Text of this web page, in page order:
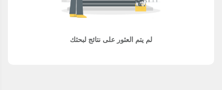
لم يتم العثور على نتائج لبحثك